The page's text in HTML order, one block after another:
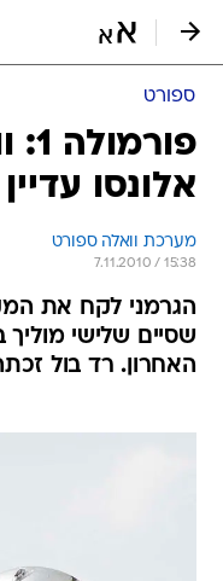
ספורט
אלונסו
מערכת וואלה ספורט
7.11.2010 / 15:38
הגרמני לקח את
האחרון. רד בול